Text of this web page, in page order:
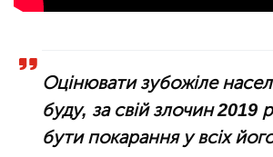
Оцінювати зубожіле
буду, за свій злочин 2019
бути покарання у всіх